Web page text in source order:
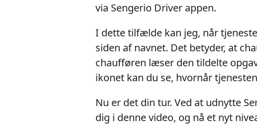
via Sengerio Driver appen.
I dette tilfælde kan jeg, når
siden af navnet. Det betyder, at
chaufføren læser den tildelte
ikonet kan du se, hvornår
Nu er det din tur. Ved at udnytte
dig i denne video, og nå et nyt